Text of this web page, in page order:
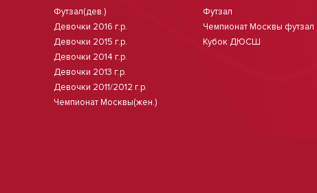
Футзал(дев.)
Девочки 2016 г.р.
Девочки 2015 г.р.
Девочки 2014 г.р.
Девочки 2013 г.р.
Девочки 2011/2012 г.р.
Чемпионат Москвы(жен.)
Футзал
Чемпионат Москвы футзал
Кубок ДЮСШ